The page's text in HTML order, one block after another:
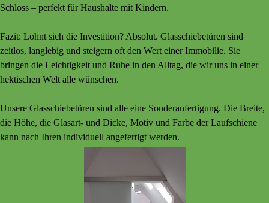
Schloss – perfekt für Haushalte mit Kindern.
Fazit: Lohnt sich die Investition? Absolut. Glasschiebetüren sind
zeitlos, langlebig und steigern oft den Wert einer Immobilie. Sie
bringen die Leichtigkeit und Ruhe in den Alltag, die wir uns in einer
hektischen Welt alle wünschen.
Unsere Glasschiebetüren sind alle eine Sonderanfertigung. Die Breite,
die Höhe, die Glasart- und Dicke, Motiv und Farbe der Laufschiene
kann nach Ihren individuell angefertigt werden.